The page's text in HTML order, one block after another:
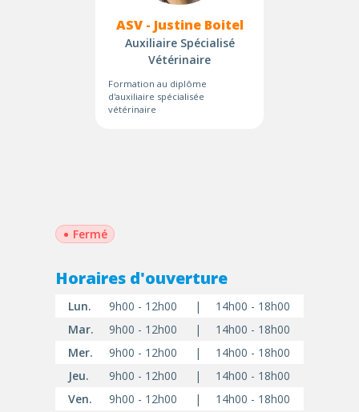
ASV - Justine Boitel
Auxiliaire Spécialisé
Vétérinaire
Formation au diplôme
d'auxiliaire spécialisée
vétérinaire
• Fermé
Horaires d'ouverture
Lun. 9h00 - 12h00 |
14h00 - 18h00
Mar.
9h00 - 12h00 |
14h00 - 18h00
Mer.
9h00 - 12h00 |
14h00 - 18h00
Jeu.
9h00 - 12h00 |
14h00 - 18h00
Ven.
9h00 - 12h00 |
14h00 - 18h00